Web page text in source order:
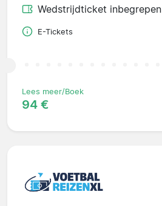
Wedstrijdticket inbegrepen
E-Tickets
Lees meer/Boek
94 €